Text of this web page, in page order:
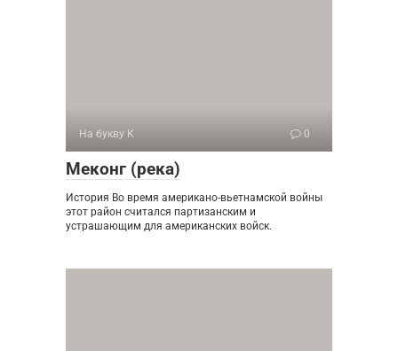
На букву К 0
Меконг (река)
История Во время американо-вьетнамской войны
этот район считался партизанским и
устрашающим для американских войск.